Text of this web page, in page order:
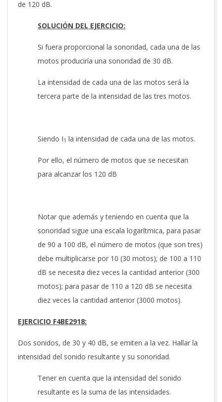
de 120 dB.
SOLUCIÓN DEL EJERCICIO:
Si fuera proporcional la sonoridad, cada una de las
motos produciría una sonoridad de 30 dB.
La intensidad de cada una de las motos será la
tercera parte de la intensidad de las tres motos.
Siendo I1 la intensidad de cada una de las motos.
Por ello, el número de motos que se necesitan
para alcanzar los 120 dB
Notar que además y teniendo en cuenta que la
sonoridad sigue una escala logarítmica, para pasar
de 90 a 100 dB, el número de motos (que son tres)
debe multiplicarse por 10 (30 motos); de 100 a 110
dB se necesita diez veces la cantidad anterior (300
motos); para pasar de 110 a 120 dB se necesita
diez veces la cantidad anterior (3000 motos).
EJERCICIO F4BE2918:
Dos sonidos, de 30 y 40 dB, se emiten a la vez. Hallar la
intensidad del sonido resultante y su sonoridad.
Tener en cuenta que la intensidad del sonido
resultante es la suma de las intensidades.